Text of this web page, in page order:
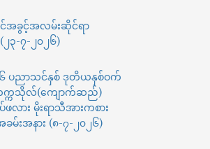
ခွင့်အလမ်းဆိုင်ရာ
၂၃-၇-၂၀၂၆)
၆ ပညာသင်နှစ် ဒုတိယနှစ်ဝက်
က္ကသိုလ်(ကျောက်ဆည်)
ပ်ဖလား မိုးရာသီအားကစား
ခမ်းအနား (၈-၇-၂၀၂၆)